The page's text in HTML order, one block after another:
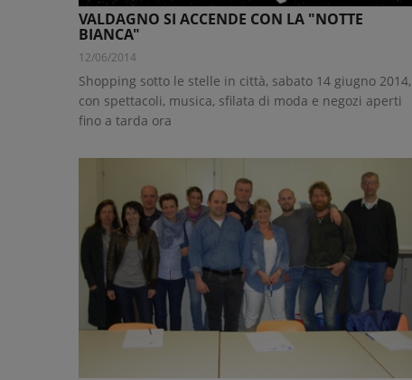
VALDAGNO SI ACCENDE CON LA "NOTTE
BIANCA"
12/06/2014
Shopping sotto le stelle in città, sabato 14 giugno 2014,
con spettacoli, musica, sfilata di moda e negozi aperti
fino a tarda ora